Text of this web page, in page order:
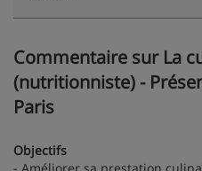
Commentaire sur La
(nutritionniste) -
Paris
Objectifs